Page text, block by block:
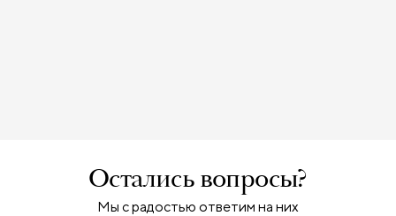
Остались вопросы?
Мы с радостью ответим на них